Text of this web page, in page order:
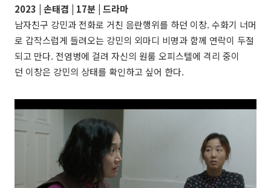
2023 |
손태겸 | 17분 | 드라마
남자친구 강민과 전화로 거친 음란행위를 하던 이창. 수화기 너머
로 갑작스럽게 들려오는 강민의 외마디 비명과 함께 연락이 두절
되고 만다. 전염병에 걸려 자신의 원룸 오피스텔에 격리 중이
던 이창은 강민의 상태를 확인하고 싶어 한다.